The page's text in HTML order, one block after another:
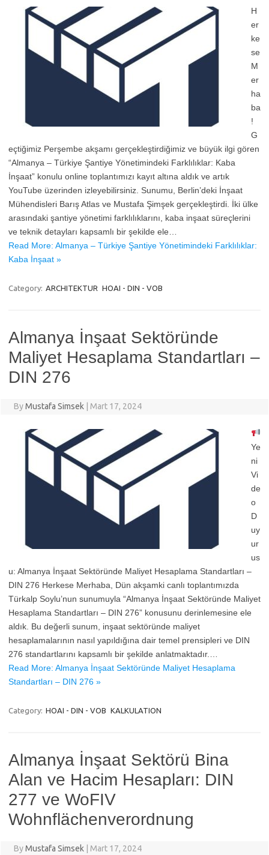
H
er
ke
se
M
er
ha
ba
!
G
eçtiğimiz Perşembe akşamı gerçekleştirdiğimiz ve büyük ilgi gören
“Almanya – Türkiye Şantiye Yönetimindeki Farklılıklar: Kaba
İnşaat” konulu online toplantımızı kayıt altına aldık ve artık
YouTube üzerinden izleyebilirsiniz. Sunumu, Berlin’deki İnşaat
Mühendisleri Barış Atlas ve Mustafa Şimşek gerçekleştirdi. İki ülke
arasındaki şantiye yönetimi farklılıklarını, kaba inşaat süreçlerini
ve teknik detayları kapsamlı bir şekilde ele…
Read More: Almanya – Türkiye Şantiye Yönetimindeki Farklılıklar:
Kaba İnşaat »
Category: ARCHITEKTUR HOAI - DIN - VOB
Almanya İnşaat Sektöründe
Maliyet Hesaplama Standartları –
DIN 276
ByMustafa Simsek Mart 17, 2024
Ye
ni
Vi
de
o
D
uy
ur
us
u: Almanya İnşaat Sektöründe Maliyet Hesaplama Standartları –
DIN 276 Herkese Merhaba, Dün akşamki canlı toplantımızda
Türkalp Soylu’nun sunumuyla “Almanya İnşaat Sektöründe Maliyet
Hesaplama Standartları – DIN 276” konusunu derinlemesine ele
aldık. Bu değerli sunum, inşaat sektöründe maliyet
hesaplamalarının nasıl yapıldığına dair temel prensipleri ve DIN
276 standartlarını kapsamlı bir şekilde anlatmaktadır.…
Read More: Almanya İnşaat Sektöründe Maliyet Hesaplama
Standartları – DIN 276 »
Category: HOAI - DIN - VOB KALKULATION
Almanya İnşaat Sektörü Bina
Alan ve Hacim Hesapları: DIN
277 ve WoFIV
Wohnflächenverordnung
ByMustafa Simsek Mart 17, 2024